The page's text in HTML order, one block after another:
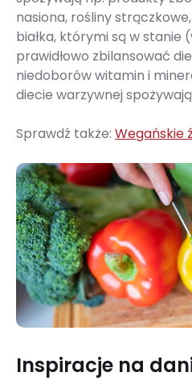
nasiona, rośliny
białka, którymi są w stanie
prawidłowo zbilansować
niedoborów witamin i
diecie warzywnej
Sprawdź także: Wegańskie
Inspiracje na